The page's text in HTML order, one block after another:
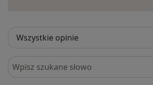
Szukaj w opiniach